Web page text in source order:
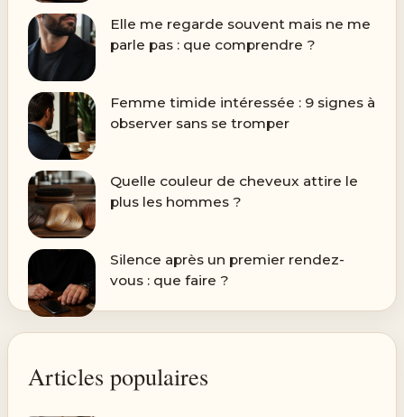
Elle me regarde souvent mais ne me
parle pas : que comprendre ?
Femme timide intéressée : 9 signes à
observer sans se tromper
Quelle couleur de cheveux attire le
plus les hommes ?
Silence après un premier rendez-
vous : que faire ?
Articles populaires